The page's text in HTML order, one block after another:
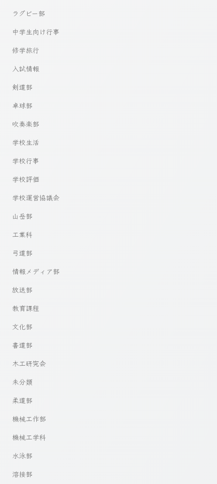
ラグビー部
中学生向け行事
修学旅行
入試情報
剣道部
卓球部
吹奏楽部
学校生活
学校行事
学校評価
学校運営協議会
山岳部
工業科
弓道部
情報メディア部
放送部
教育課程
文化部
書道部
木工研究会
未分類
柔道部
機械工作部
機械工学科
水泳部
溶接部